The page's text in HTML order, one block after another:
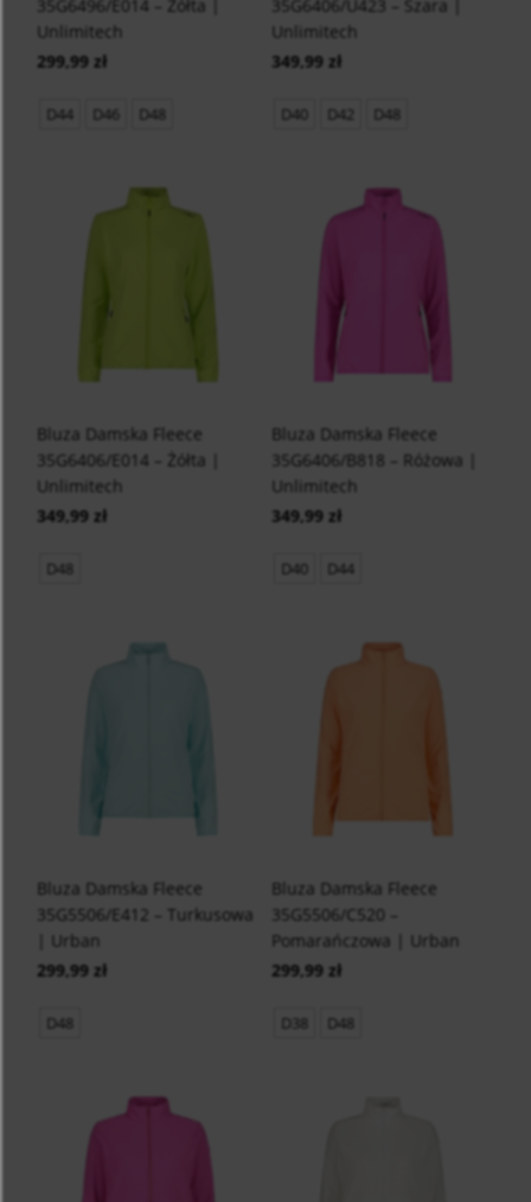
35G6496/E014 – Żółta |
Unlimitech
299,99 zł
D44 D46 D48
35G6406/U423 – Szara |
Unlimitech
349,99 zł
D40 D42 D48
Bluza Damska Fleece
35G6406/E014 – Żółta |
Unlimitech
349,99 zł
D48
Bluza Damska Fleece
35G6406/B818 – Różowa |
Unlimitech
349,99 zł
D40 D44
Bluza Damska Fleece
35G5506/E412 – Turkusowa
| Urban
299,99 zł
D48
Bluza Damska Fleece
35G5506/C520 –
Pomarańczowa | Urban
299,99 zł
D38 D48